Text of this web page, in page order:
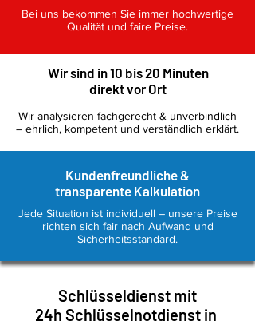
Bei uns bekommen Sie immer hochwertige
Qualität und faire Preise.
Wir sind in 10 bis 20 Minuten
direkt vor Ort
Wir analysieren fachgerecht & unverbindlich
– ehrlich, kompetent und verständlich erklärt.
Kundenfreundliche &
transparente Kalkulation
Jede Situation ist individuell – unsere Preise
richten sich fair nach Aufwand und
Sicherheitsstandard.
Schlüsseldienst mit
24h Schlüsselnotdienstin